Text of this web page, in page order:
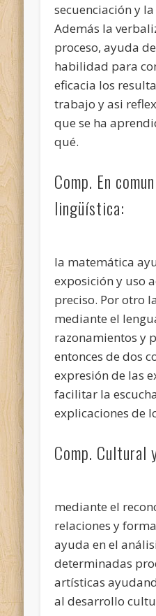
secuenciación y
Además la
proceso, ayuda
habilidad para
eficacia los
trabajo y asi
que se ha
qué.
Comp. En
lingüística:
la matemática
exposición y uso
preciso. Por otro
mediante el
razonamientos y
entonces de dos
expresión de las
facilitar la
explicaciones de
Comp.
mediante el
relaciones y
ayuda en el
determinadas
artísticas
al desarrollo